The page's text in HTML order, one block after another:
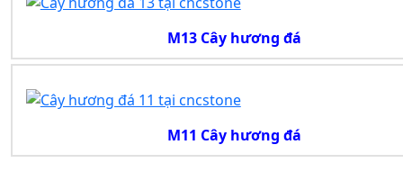
M13 Cây hương đá
M11 Cây hương đá